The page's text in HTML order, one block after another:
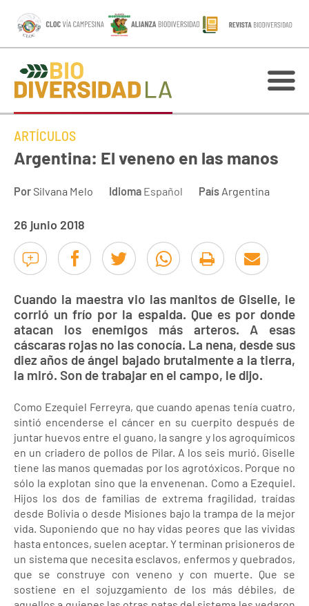
ARTÍCULOS
Argentina: El veneno en las manos
Por Silvana Melo Idioma Español País Argentina
26 junio 2018
Cuando la maestra vio las manitos de Giselle, le
corrió un frío por la espalda. Que es por donde
atacan los enemigos más arteros. A esas
cáscaras rojas no las conocía. La nena, desde sus
diez años de ángel bajado brutalmente a la tierra,
la miró. Son de trabajar en el campo, le dijo.
Como Ezequiel Ferreyra, que cuando apenas tenía cuatro,
sintió encenderse el cáncer en su cuerpito después de
juntar huevos entre el guano, la sangre y los agroquímicos
en un criadero de pollos de Pilar. A los seis murió. Giselle
tiene las manos quemadas por los agrotóxicos. Porque no
sólo la explotan sino que la envenenan. Como a Ezequiel.
Hijos los dos de familias de extrema fragilidad, traídas
desde Bolivia o desde Misiones bajo la trampa de la mejor
vida. Suponiendo que no hay vidas peores que las vividas
hasta entonces, suelen aceptar. Y terminan prisioneros de
un sistema que necesita esclavos, enfermos y quebrados,
que se construye con veneno y con muerte. Que se
sostiene en el sojuzgamiento de los más débiles, de